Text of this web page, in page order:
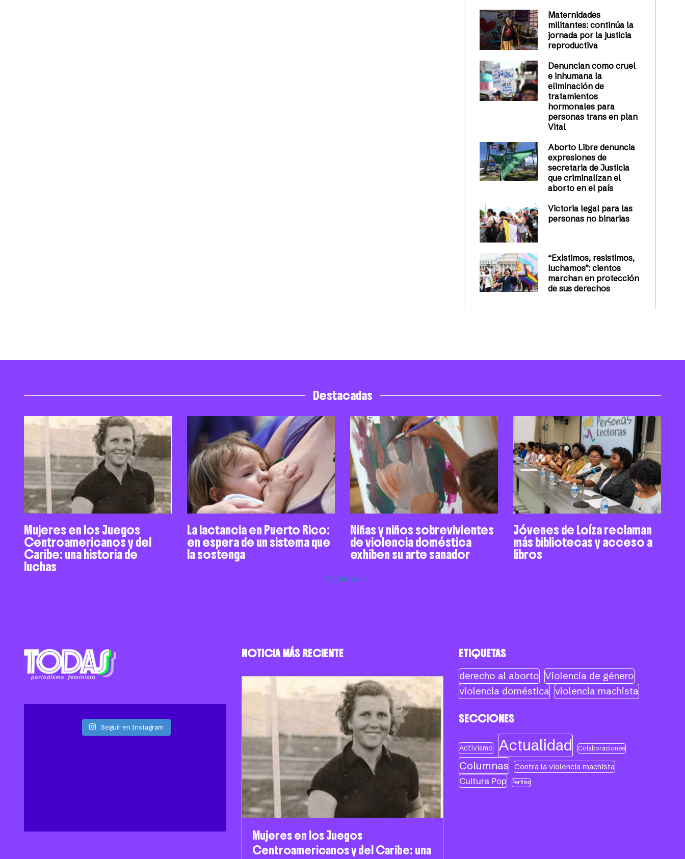
Maternidades
militantes: continúa la
jornada por la justicia
reproductiva
Denuncian como cruel
e inhumana la
eliminación de
tratamientos
hormonales para
personas trans en plan
Vital
Aborto Libre denuncia
expresiones de
secretaria de Justicia
que criminalizan el
aborto en el país
Victoria legal para las
personas no binarias
“Existimos, resistimos,
luchamos”: cientos
marchan en protección
de sus derechos
Destacadas
Mujeres en los Juegos
Centroamericanos y del
Caribe: una historia de
luchas
La lactancia en Puerto Rico:
en espera de un sistema que
la sostenga
Niñas y niños sobrevivientes
de violencia doméstica
exhiben su arte sanador
Jóvenes de Loíza reclaman
más bibliotecas y acceso a
libros
Siguiente »
Seguir en Instagram
NOTICIA MÁS RECIENTE
Mujeres en los Juegos
Centroamericanos y del Caribe: una
ETIQUETAS
derecho al aborto Violencia de género
violencia doméstica violencia machista
SECCIONES
Activismo Actualidad Colaboraciones
Columnas Contra la violencia machista
Cultura Pop Perfiles